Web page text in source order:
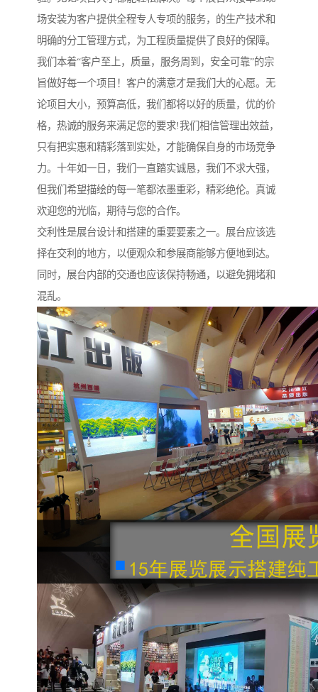
场安装为客户提供全程专人专项的服务，的生产技术和
明确的分工管理方式，为工程质量提供了良好的保障。
我们本着“客户至上，质量，服务周到，安全可靠”的宗
旨做好每一个项目！客户的满意才是我们大的心愿。无
论项目大小，预算高低，我们都将以好的质量，优的价
格，热诚的服务来满足您的要求!我们相信管理出效益，
只有把实惠和精彩落到实处，才能确保自身的市场竞争
力。十年如一日，我们一直踏实诚恳，我们不求大强，
但我们希望描绘的每一笔都浓墨重彩，精彩绝伦。真诚
欢迎您的光临，期待与您的合作。
交利性是展台设计和搭建的重要要素之一。展台应该选
择在交利的地方，以便观众和参展商能够方便地到达。
同时，展台内部的交通也应该保持畅通，以避免拥堵和
混乱。